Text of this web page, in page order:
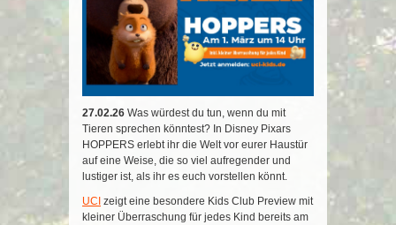
27.02.26 Was würdest du tun, wenn du mit
Tieren sprechen könntest? In Disney Pixars
HOPPERS erlebt ihr die Welt vor eurer Haustür
auf eine Weise, die so viel aufregender und
lustiger ist, als ihr es euch vorstellen könnt.
UCI zeigt eine besondere Kids Club Preview mit
kleiner Überraschung für jedes Kind bereits am